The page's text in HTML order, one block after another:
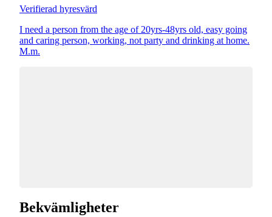
Verifierad hyresvärd
I need a person from the age of 20yrs-48yrs old, easy going
and caring person, working, not party and drinking at home.
M.m.
Bekvämligheter